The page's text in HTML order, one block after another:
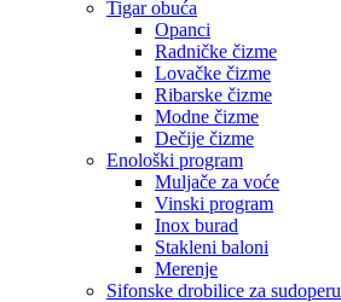
Tigar obuća
Opanci
Radničke čizme
Lovačke čizme
Ribarske čizme
Modne čizme
Dečije čizme
Enološki program
Muljače za voće
Vinski program
Inox burad
Stakleni baloni
Merenje
Sifonske drobilice za sudoperu